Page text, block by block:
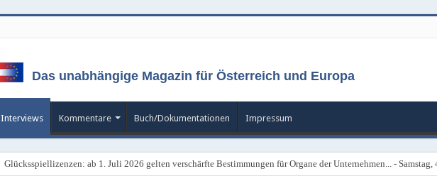
Das unabhängige Magazin für Österreich und Europa
Interviews Kommentare Buch/Dokumentationen Impressum
Glücksspiellizenzen: ab 1. Juli 2026 gelten verschärfte Bestimmungen für Organe der Unternehmen... - Samstag,
Französischer Riese hat unsere Lotterien im Visier - Samstag, 4. Juli 2026